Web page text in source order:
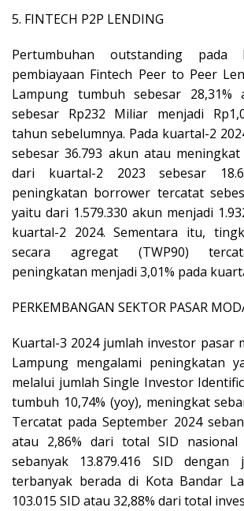
5. FINTECH P2P LENDING
Pertumbuhan outstanding pada
pembiayaan Fintech Peer to Peer
Lampung tumbuh sebesar 28,31%
sebesar Rp232 Miliar menjadi
tahun sebelumnya. Pada kuartal-2
sebesar 36.793 akun atau meningkat
dari kuartal-2 2023 sebesar
peningkatan borrower tercatat
yaitu dari 1.579.330 akun menjadi
kuartal-2 2024. Sementara itu,
secara agregat (TWP90)
peningkatan menjadi 3,01% pada
PERKEMBANGAN SEKTOR PASAR
Kuartal-3 2024 jumlah investor pasar
Lampung mengalami peningkatan
melalui jumlah Single Investor
tumbuh 10,74% (yoy), meningkat
Tercatat pada September 2024
atau 2,86% dari total SID nasional
sebanyak 13.879.416 SID dengan
terbanyak berada di Kota Bandar
103.015 SID atau 32,88% dari total